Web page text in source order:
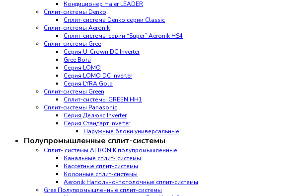
Кондиционер Haier LEADER
Сплит-системы Denko
Сплит-система Denko серии Classic
Сплит-системы Aeronik
Сплит-системы серии “Super” Aeronik HS4
Сплит-системы Gree
Серия U-Crown DC Inverter
Gree Bora
Серия LOMO
Серия LOMO DC Inverter
Серия LYRA Gold
Сплит-системы Green
Сплит-системы GREEN HH1
Сплит-системы Panasonic
Серия Делюкс Inverter
Серия Стандарт Inverter
Наружные блоки универсальные
Полупромышленные сплит-системы
Сплит- системы AERONIK полупромышленные
Канальные сплит- системы
Кассетные сплит-системы
Колонные сплит-системы
Aeronik Напольно-потолочные сплит-системы
Gree Полупромышленные сплит-системы